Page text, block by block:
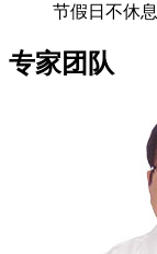
节假日不休息
专家团队